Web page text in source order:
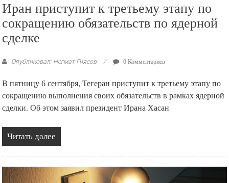
Иран приступит к третьему этапу по
сокращению обязательств по ядерной
сделке
Опубликовал: Негмат Гиясов 0 Комментариев
В пятницу 6 сентября, Тегеран приступит к третьему этапу по
сокращению выполнения своих обязательств в рамках ядерной
сделки. Об этом заявил президент Ирана Хасан
Читать далее